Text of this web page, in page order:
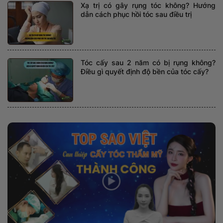
Xạ trị có gây rụng tóc không? Hướng
dẫn cách phục hồi tóc sau điều trị
Tóc cấy sau 2 năm có bị rụng không?
Điều gì quyết định độ bền của tóc cấy?